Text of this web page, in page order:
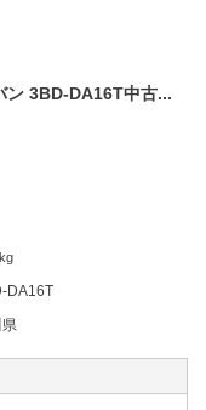
ン 3BD-DA16T中古...
kg
DA16T